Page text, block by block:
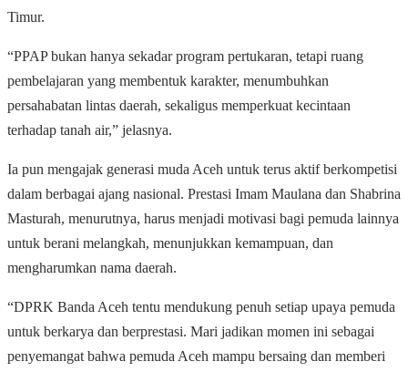
Timur.
“PPAP bukan hanya sekadar program pertukaran, tetapi ruang
pembelajaran yang membentuk karakter, menumbuhkan
persahabatan lintas daerah, sekaligus memperkuat kecintaan
terhadap tanah air,” jelasnya.
Ia pun mengajak generasi muda Aceh untuk terus aktif berkompetisi
dalam berbagai ajang nasional. Prestasi Imam Maulana dan Shabrina
Masturah, menurutnya, harus menjadi motivasi bagi pemuda lainnya
untuk berani melangkah, menunjukkan kemampuan, dan
mengharumkan nama daerah.
“DPRK Banda Aceh tentu mendukung penuh setiap upaya pemuda
untuk berkarya dan berprestasi. Mari jadikan momen ini sebagai
penyemangat bahwa pemuda Aceh mampu bersaing dan memberi